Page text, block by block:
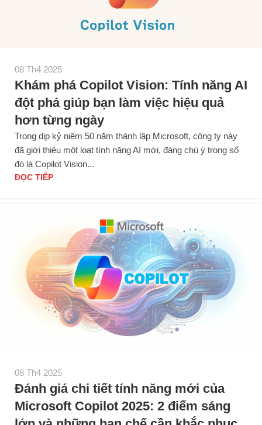
08 Th4 2025
Khám phá Copilot Vision: Tính năng AI
đột phá giúp bạn làm việc hiệu quả
hơn từng ngày
Trong dịp kỷ niệm 50 năm thành lập Microsoft, công ty này
đã giới thiệu một loạt tính năng AI mới, đáng chú ý trong số
đó là Copilot Vision...
ĐỌC TIẾP
08 Th4 2025
Đánh giá chi tiết tính năng mới của
Microsoft Copilot 2025: 2 điểm sáng